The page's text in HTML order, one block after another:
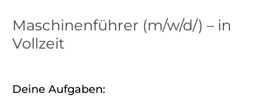
Maschinenführer (m/w/d/) – in
Vollzeit
Deine Aufgaben: